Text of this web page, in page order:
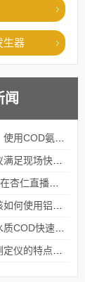
生器
闻